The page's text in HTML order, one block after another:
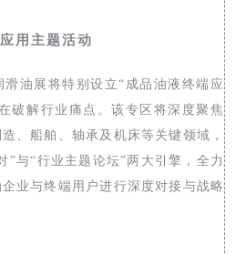
用主题活动
滑油展将特别设立“成品油液终端应
破解行业痛点。该专区将深度聚焦
、船舶、轴承及机床等关键领域，
”与“行业主题论坛”两大引擎，全力
业与终端用户进行深度对接与战略